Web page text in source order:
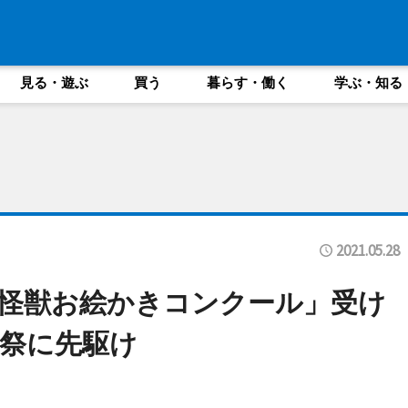
見る・遊ぶ 買う 暮らす・働く 学ぶ・知る
2021.05.28
獣お絵かきコンクール」受け
に先駆け